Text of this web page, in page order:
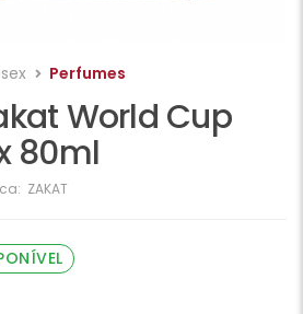
Perfumes
World Cup
80ml
ZAKAT